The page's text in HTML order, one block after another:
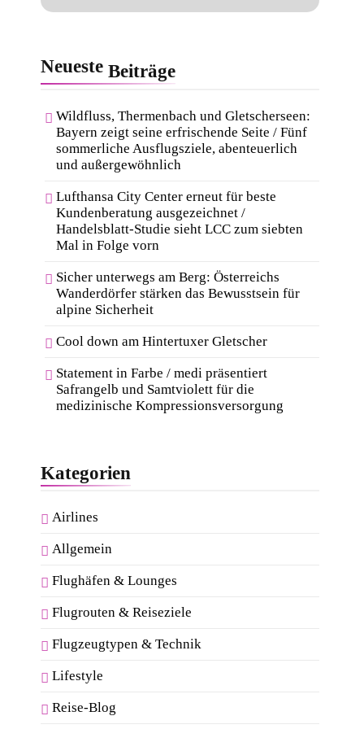
Neueste Beiträge
Wildfluss, Thermenbach und Gletscherseen:
Bayern zeigt seine erfrischende Seite / Fünf
sommerliche Ausflugsziele, abenteuerlich
und außergewöhnlich
Lufthansa City Center erneut für beste
Kundenberatung ausgezeichnet /
Handelsblatt-Studie sieht LCC zum siebten
Mal in Folge vorn
Sicher unterwegs am Berg: Österreichs
Wanderdörfer stärken das Bewusstsein für
alpine Sicherheit
Cool down am Hintertuxer Gletscher
Statement in Farbe / medi präsentiert
Safrangelb und Samtviolett für die
medizinische Kompressionsversorgung
Kategorien
Airlines
Allgemein
Flughäfen & Lounges
Flugrouten & Reiseziele
Flugzeugtypen & Technik
Lifestyle
Reise-Blog